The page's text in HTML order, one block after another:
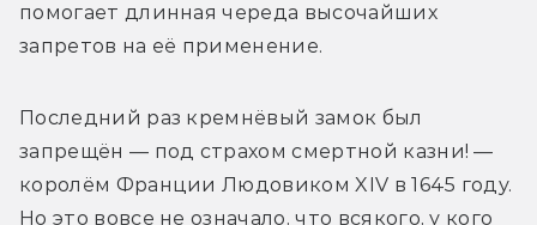
помогает длинная череда высочайших
запретов на её применение.
Последний раз кремнёвый замок был
запрещён — под страхом смертной казни! —
королём Франции Людовиком XIV в 1645 году.
Но это вовсе не означало, что всякого, у кого